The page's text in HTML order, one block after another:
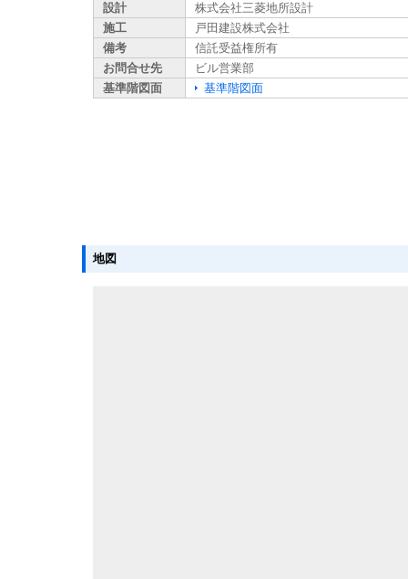
設計
株式会社三菱地所設計
施工
戸田建設株式会社
備考
信託受益権所有
お問合せ先
ビル営業部
基準階図面
基準階図面
地図